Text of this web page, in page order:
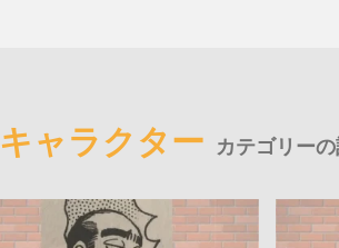
キャラクター カテゴリー